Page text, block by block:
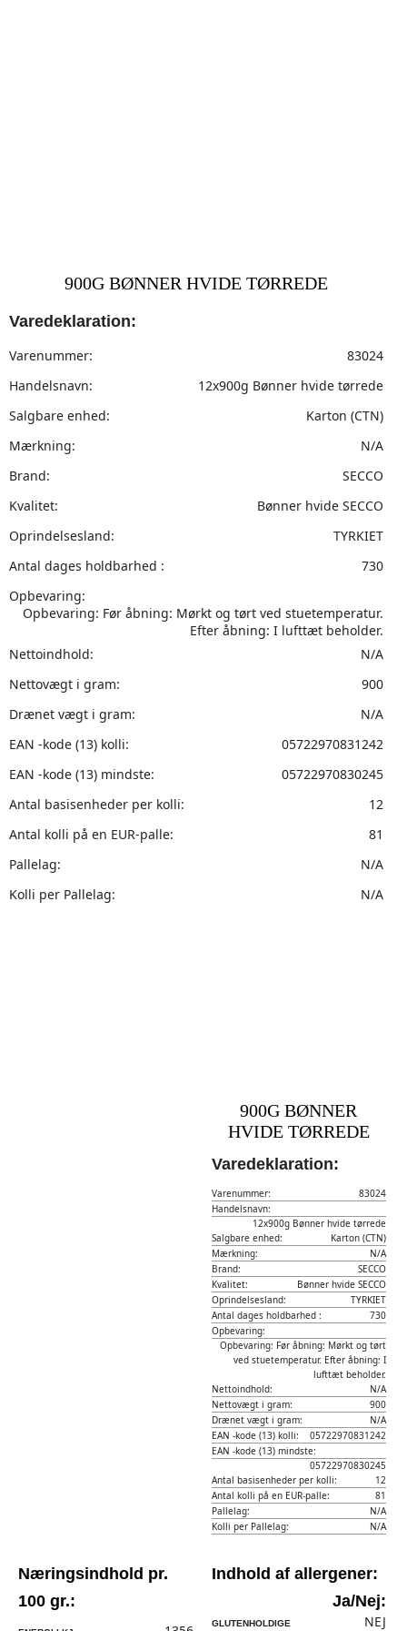
900G BØNNER HVIDE TØRREDE
Varedeklaration:
Varenummer:
83024
Handelsnavn:
12x900g Bønner hvide tørrede
Salgbare enhed:
Karton (CTN)
Mærkning:
N/A
Brand:
SECCO
Kvalitet:
Bønner hvide SECCO
Oprindelsesland:
TYRKIET
Antal dages holdbarhed :
730
Opbevaring:
Opbevaring: Før åbning: Mørkt og tørt ved stuetemperatur.
Efter åbning: I lufttæt beholder.
Nettoindhold:
N/A
Nettovægt i gram:
900
Drænet vægt i gram:
N/A
EAN -kode (13) kolli:
05722970831242
EAN -kode (13) mindste:
05722970830245
Antal basisenheder per kolli:
12
Antal kolli på en EUR-palle:
81
Pallelag:
N/A
Kolli per Pallelag:
N/A
900G BØNNER
HVIDE TØRREDE
Varedeklaration:
Varenummer:
83024
Handelsnavn:
12x900g Bønner hvide tørrede
Salgbare enhed:
Karton (CTN)
Mærkning:
N/A
Brand:
SECCO
Kvalitet:
Bønner hvide SECCO
Oprindelsesland:
TYRKIET
Antal dages holdbarhed :
730
Opbevaring:
Opbevaring: Før åbning: Mørkt og tørt
ved stuetemperatur. Efter åbning: I
lufttæt beholder.
Nettoindhold:
N/A
Nettovægt i gram:
900
Drænet vægt i gram:
N/A
EAN -kode (13) kolli:
05722970831242
EAN -kode (13) mindste:
05722970830245
Antal basisenheder per kolli:
12
Antal kolli på en EUR-palle:
81
Pallelag:
N/A
Kolli per Pallelag:
N/A
Næringsindhold pr.
100 gr.:
Indhold af allergener:
Ja/Nej:
GLUTENHOLDIGE NEJ